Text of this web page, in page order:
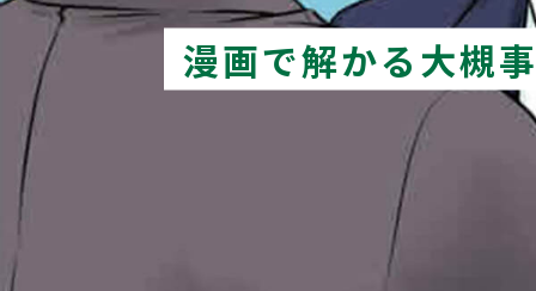
漫画で解かる大槻